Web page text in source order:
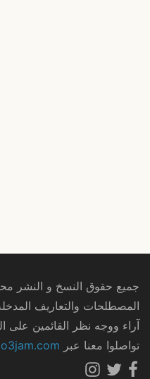
جميع حقوق النسخ و النشر محفوظة ©
المصطلحات والتعاريف
آراء ووجه نظر القائمين على
تواصلوا معنا عبر